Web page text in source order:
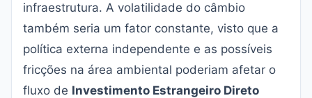
infraestrutura. A volatilidade do câmbio
também seria um fator constante, visto que a
política externa independente e as possíveis
fricções na área ambiental poderiam afetar o
fluxo de Investimento Estrangeiro Direto